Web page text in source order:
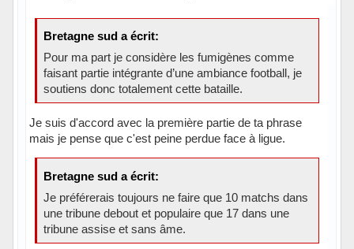
Bretagne sud a écrit:
Pour ma part je considère les fumigènes comme
faisant partie intégrante d’une ambiance football, je
soutiens donc totalement cette bataille.
Je suis d'accord avec la première partie de ta phrase
mais je pense que c'est peine perdue face à ligue.
Bretagne sud a écrit:
Je préférerais toujours ne faire que 10 matchs dans
une tribune debout et populaire que 17 dans une
tribune assise et sans âme.